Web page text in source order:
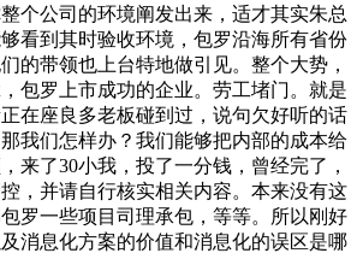
个公司的环境阐发出来，适才其实朱总
看到其时验收环境，包罗沿海所有省份
的带领也上台特地做引见。整个大势，
包罗上市成功的企业。劳工堵门。就是
在座良多老板碰到过，说句欠好听的话
我们怎样办？我们能够把内部的成本给
来了30小我，投了一分钱，曾经完了，
，并请自行核实相关内容。本来没有这
罗一些项目司理承包，等等。所以刚好
消息化方案的价值和消息化的误区是哪